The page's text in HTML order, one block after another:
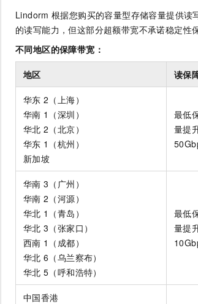
Lindorm 根据您购买的容量型存储容量提供读
的读写能力，但这部分超额带宽不承诺稳定性保
不同地区的保障带宽：
地区 读保
华东 2（上海）
华南 1（深圳）
华北 2（北京）
华东 1（杭州）
新加坡
最低
量提
华南 3（广州）
华南 2（河源）
华北 1（青岛）
华北 3（张家口）
西南 1（成都）
华北 6（乌兰察布）
华北 5（呼和浩特）
最低
量提
中国香港